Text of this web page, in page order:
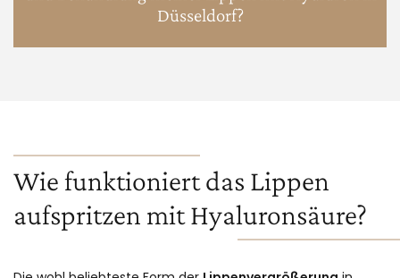
Düsseldorf?
Wie funktioniert das Lippen
aufspritzen mit Hyaluronsäure?